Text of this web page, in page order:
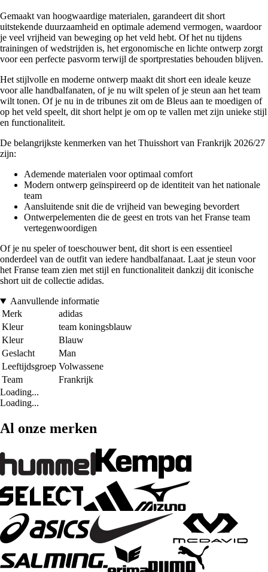
Gemaakt van hoogwaardige materialen, garandeert dit short
uitstekende duurzaamheid en optimale ademend vermogen, waardoor
je veel vrijheid van beweging op het veld hebt. Of het nu tijdens
trainingen of wedstrijden is, het ergonomische en lichte ontwerp zorgt
voor een perfecte pasvorm terwijl de sportprestaties behouden blijven.
Het stijlvolle en moderne ontwerp maakt dit short een ideale keuze
voor alle handbalfanaten, of je nu wilt spelen of je steun aan het team
wilt tonen. Of je nu in de tribunes zit om de Bleus aan te moedigen of
op het veld speelt, dit short helpt je om op te vallen met zijn unieke stijl
en functionaliteit.
De belangrijkste kenmerken van het Thuisshort van Frankrijk 2026/27
zijn:
Ademende materialen voor optimaal comfort
Modern ontwerp geïnspireerd op de identiteit van het nationale
team
Aansluitende snit die de vrijheid van beweging bevordert
Ontwerpelementen die de geest en trots van het Franse team
vertegenwoordigen
Of je nu speler of toeschouwer bent, dit short is een essentieel
onderdeel van de outfit van iedere handbalfanaat. Laat je steun voor
het Franse team zien met stijl en functionaliteit dankzij dit iconische
short uit de collectie adidas.
Aanvullende informatie
Merk
adidas
Kleur
team koningsblauw
Kleur
Blauw
Geslacht
Man
Leeftijdsgroep Volwassene
Team
Frankrijk
Loading...
Loading...
Al onze merken